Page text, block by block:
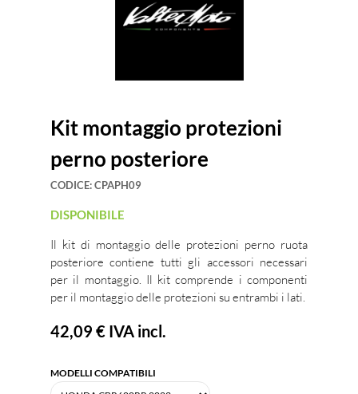
Kit montaggio protezioni
perno posteriore
CODICE:CPAPH09
DISPONIBILE
Il kit di montaggio delle protezioni perno ruota
posteriore contiene tutti gli accessori necessari
per il montaggio. Il kit comprende i componenti
per il montaggio delle protezioni su entrambi i lati.
42,09 € IVA incl.
MODELLI COMPATIBILI